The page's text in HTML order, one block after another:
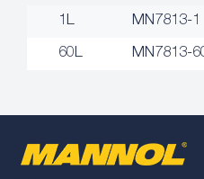
1L MN7813-1
60L MN7813-